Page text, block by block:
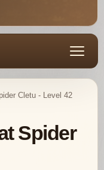
Cletu - Level 42
Spider